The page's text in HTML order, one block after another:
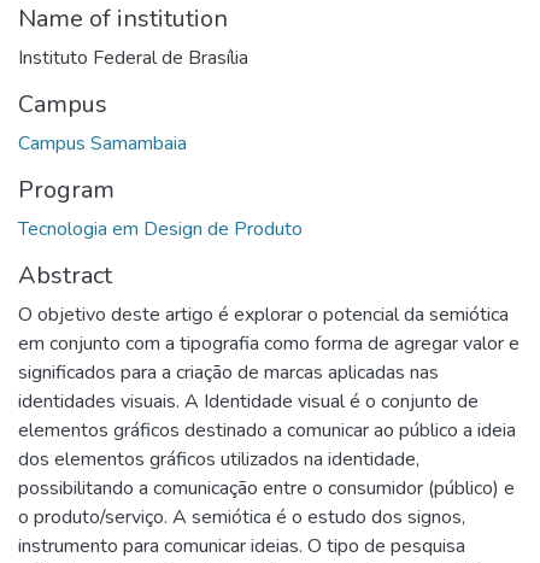
Name of institution
Instituto Federal de Brasília
Campus
Campus Samambaia
Program
Tecnologia em Design de Produto
Abstract
O objetivo deste artigo é explorar o potencial da semiótica
em conjunto com a tipografia como forma de agregar valor e
significados para a criação de marcas aplicadas nas
identidades visuais. A Identidade visual é o conjunto de
elementos gráficos destinado a comunicar ao público a ideia
dos elementos gráficos utilizados na identidade,
possibilitando a comunicação entre o consumidor (público) e
o produto/serviço. A semiótica é o estudo dos signos,
instrumento para comunicar ideias. O tipo de pesquisa